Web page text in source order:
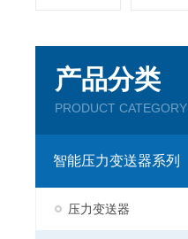
产品分类
PRODUCT CATEGORY
智能压力变送器系列
压力变送器